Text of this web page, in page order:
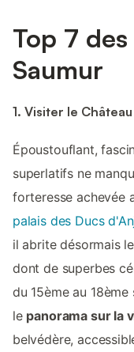
Top 7
Saumur
1. Visiter le
Époustouflant,
superlatifs ne
forteresse achevée
palais des Ducs
il abrite désormais
dont de superbes
du 15ème au
le panorama sur la
belvédère,